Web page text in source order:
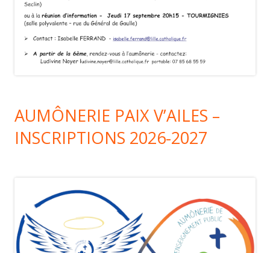
AUMÔNERIE PAIX V’AILES –
INSCRIPTIONS 2026-2027